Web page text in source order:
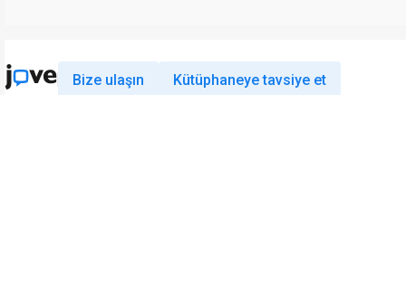
Bize ulaşın Kütüphaneye tavsiye et